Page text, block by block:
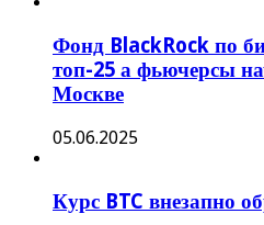
Фонд BlackRock по
топ-25 а фьючерсы
Москве
05.06.2025
Курс BTC внезапно